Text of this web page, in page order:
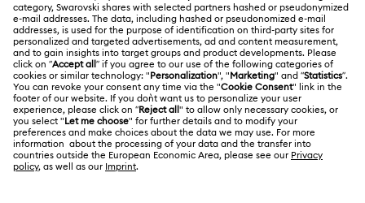
返品と交換
修理状況
お問い合わせ
サイズについて
Swarovski Crystal Society (SCS)
Swarovskiについて
採用情報
Alumni Community
プロフェッショナル向け
サイトマップ
サイトについて
利用条件
利用規約
プライバシーポリシー
日本
日本語
English